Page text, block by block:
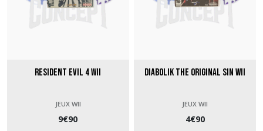
Resident Evil 4 Wii
JEUX WII
9€90
Diabolik The Original Sin Wii
JEUX WII
4€90